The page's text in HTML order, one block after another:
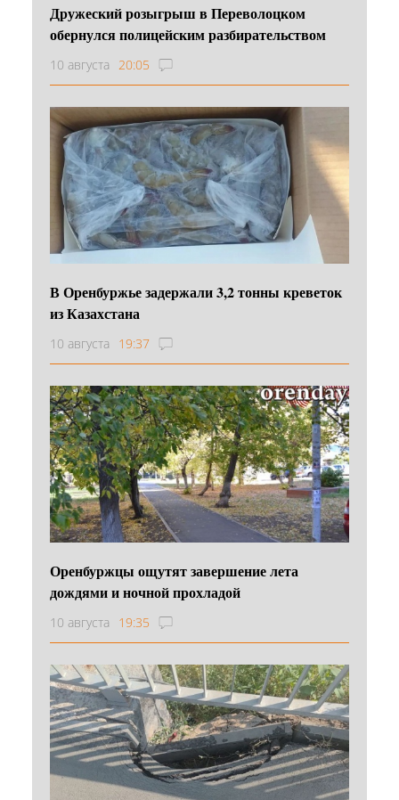
Дружеский розыгрыш в Переволоцком
обернулся полицейским разбирательством
10 августа 20:05
В Оренбуржье задержали 3,2 тонны креветок
из Казахстана
10 августа 19:37
Оренбуржцы ощутят завершение лета
дождями и ночной прохладой
10 августа 19:35